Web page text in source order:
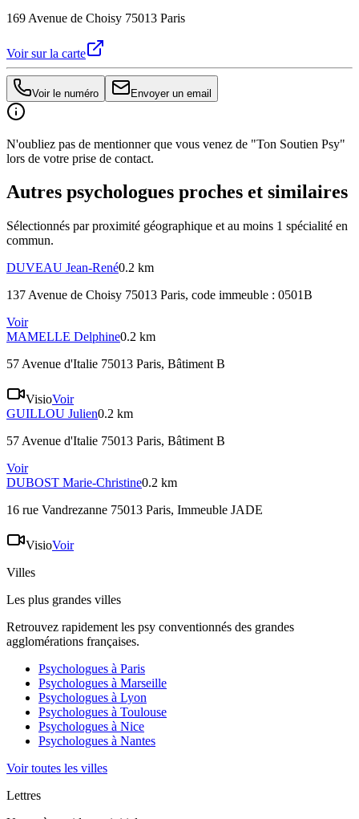
169 Avenue de Choisy 75013 Paris
Voir sur la carte
Voir le numéro Envoyer un email
N'oubliez pas de mentionner que vous venez de "Ton Soutien Psy"
lors de votre prise de contact.
Autres psychologues proches et similaires
Sélectionnés par proximité géographique et au moins 1 spécialité en
commun.
DUVEAU Jean-René0.2 km
137 Avenue de Choisy 75013 Paris, code immeuble : 0501B
Voir
MAMELLE Delphine0.2 km
57 Avenue d'Italie 75013 Paris, Bâtiment B
VisioVoir
GUILLOU Julien0.2 km
57 Avenue d'Italie 75013 Paris, Bâtiment B
Voir
DUBOST Marie-Christine0.2 km
16 rue Vandrezanne 75013 Paris, Immeuble JADE
VisioVoir
Villes
Les plus grandes villes
Retrouvez rapidement les psy conventionnés des grandes
agglomérations françaises.
Psychologues à Paris
Psychologues à Marseille
Psychologues à Lyon
Psychologues à Toulouse
Psychologues à Nice
Psychologues à Nantes
Voir toutes les villes
Lettres